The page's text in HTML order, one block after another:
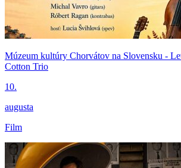
Múzeum kultúry Chorvátov na Slovensku -
Cotton Trio
10.
augusta
Film